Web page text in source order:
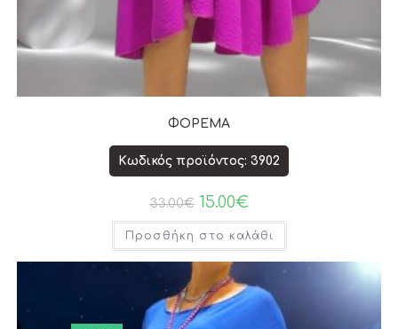
ΦΟΡΕΜΑ
Κωδικός προϊόντος: 3902
33.00€ 15.00€
Προσθήκη στο καλάθι